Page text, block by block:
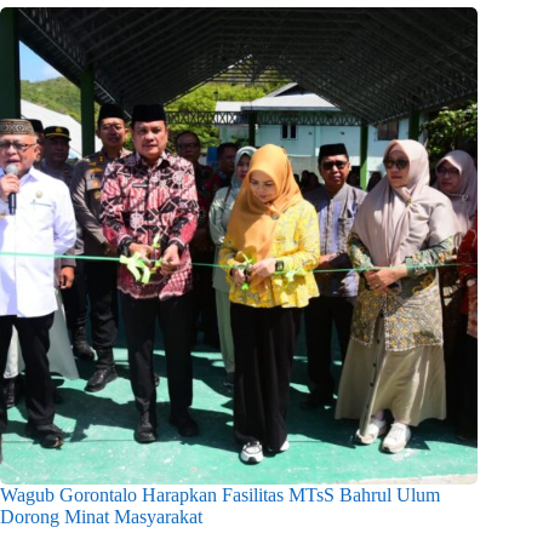
Wagub Gorontalo Harapkan Fasilitas MTsS Bahrul Ulum
Dorong Minat Masyarakat